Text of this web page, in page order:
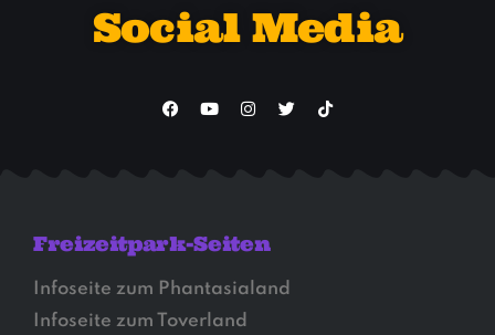
Social Media
Freizeitpark-Seiten
Infoseite zum Phantasialand
Infoseite zum Toverland